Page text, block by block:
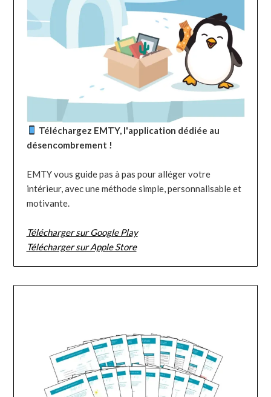
Téléchargez EMTY, l'application dédiée au
désencombrement !
EMTY vous guide pas à pas pour alléger votre
intérieur, avec une méthode simple, personnalisable et
motivante.
Télécharger sur Google Play
Télécharger sur Apple Store